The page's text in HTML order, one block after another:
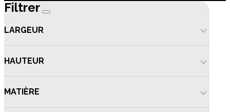
Filtrer
LARGEUR
HAUTEUR
MATIÈRE